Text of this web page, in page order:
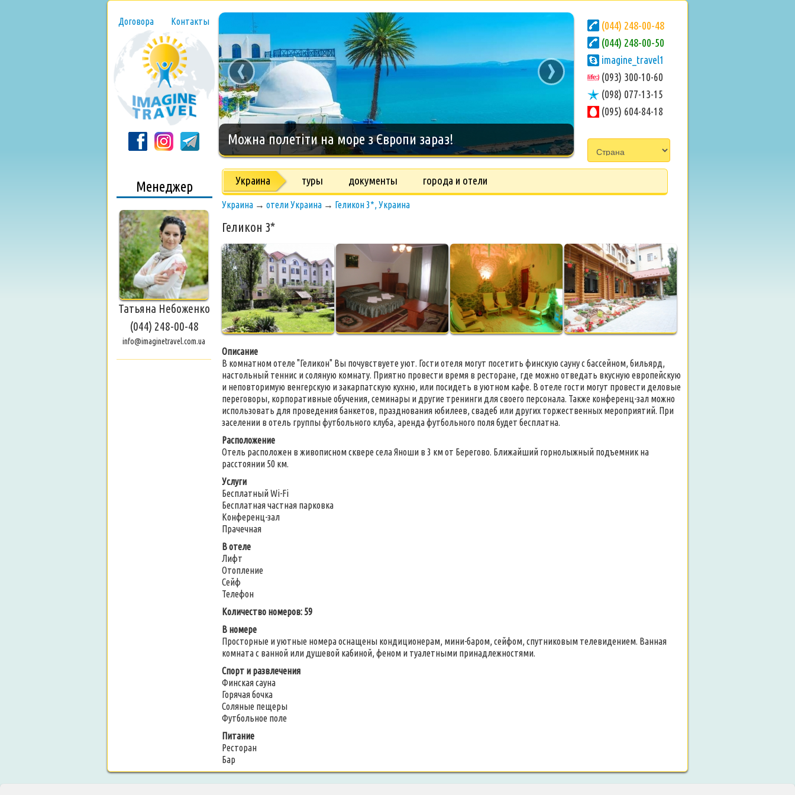
Договора Контакты
Новогодний тур на о.Занзибар, 8 дней
‹ ›
(044) 248-00-48
(044) 248-00-50
imagine_travel1
(093) 300-10-60
(098) 077-13-15
(095) 604-84-18
Менеджер
Татьяна Небоженко
(044) 248-00-48
info@imaginetravel.com.ua
Украина туры документы города и отели
Украина → отели Украина → Геликон 3*, Украина
Геликон 3*
Описание
В комнатном отеле "Геликон" Вы почувствуете уют. Гости отеля могут посетить финскую сауну с бассейном, бильярд,
настольный теннис и соляную комнату. Приятно провести время в ресторане, где можно отведать вкусную европейскую
и неповторимую венгерскую и закарпатскую кухню, или посидеть в уютном кафе. В отеле гости могут провести деловые
переговоры, корпоративные обучения, семинары и другие тренинги для своего персонала. Также конференц-зал можно
использовать для проведения банкетов, празднования юбилеев, свадеб или других торжественных мероприятий. При
заселении в отель группы футбольного клуба, аренда футбольного поля будет бесплатна.
Расположение
Отель расположен в живописном сквере села Яноши в 3 км от Берегово. Ближайший горнолыжный подъемник на
расстоянии 50 км.
Услуги
Бесплатный Wi-Fi
Бесплатная частная парковка
Конференц-зал
Прачечная
В отеле
Лифт
Отопление
Сейф
Телефон
Количество номеров: 59
В номере
Просторные и уютные номера оснащены кондиционерам, мини-баром, сейфом, спутниковым телевидением. Ванная
комната с ванной или душевой кабиной, феном и туалетными принадлежностями.
Спорт и развлечения
Финская сауна
Горячая бочка
Соляные пещеры
Футбольное поле
Питание
Ресторан
Бар